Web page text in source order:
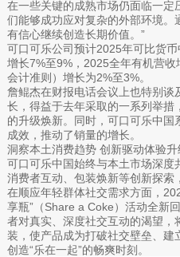
在一些关键的成熟市场仍面临一
们能够成功应对复杂的外部环境。
有信心继续创造长期价值。”
可口可乐公司预计2025年可比货币
增长7%至9%，2025全年有机营
会计准则）增长为2%至3%。
詹鲲杰在财报电话会议上也特别
长，得益于去年采取的一系列举措
的升级焕新。同时，可口可乐中
成效，推动了销量的增长。
洞察本土消费趋势 创新驱动体验升
可口可乐中国始终与本土市场深度
消费者互动、包装焕新等创新探索
在顺应年轻群体社交需求方面，
享瓶”（Share a Coke）活动全新
者对真实、深度社交互动的渴望
装，使产品成为打破社交壁垒、建
创造“乐在一起”的畅爽时刻。